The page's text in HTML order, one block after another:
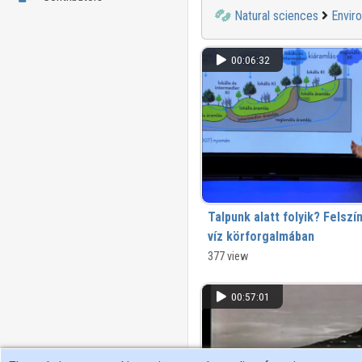
Natural sciences
00:06:32
Talpunk alatt folyik?
víz körforgalmában
Rövidített változat
377 view
00:57:01